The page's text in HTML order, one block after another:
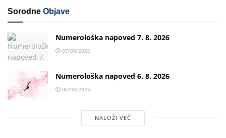
Sorodne Objave
Numerološka napoved 7. 8. 2026
07/08/2026
Numerološka napoved 6. 8. 2026
06/08/2026
NALOŽI VEČ